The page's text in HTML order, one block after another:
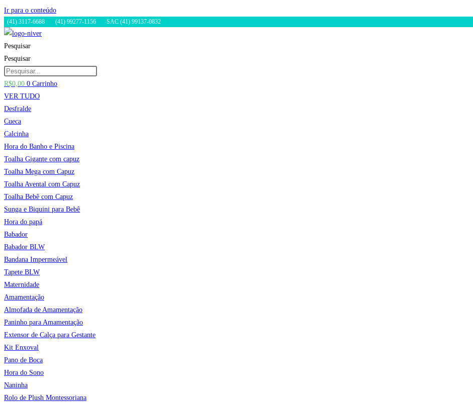
Ir para o conteúdo
(41) 3117-6688 (41) 99277-1156 SAC (41) 99137-0832
Pesquisar
Pesquisar
R$0,00 0 Carrinho
VER TUDO
Desfralde
Cueca
Calcinha
Hora do Banho e Piscina
Toalha Gigante com capuz
Toalha Mega com Capuz
Toalha Avental com Capuz
Toalha Bebê com Capuz
Sunga e Biquini para Bebê
Hora do papá
Babador
Babador BLW
Bandana Impermeável
Tapete BLW
Maternidade
Amamentação
Almofada de Amamentação
Paninho para Amamentação
Extensor de Calça para Gestante
Kit Enxoval
Pano de Boca
Hora do Sono
Naninha
Rolo de Plush Montessoriana